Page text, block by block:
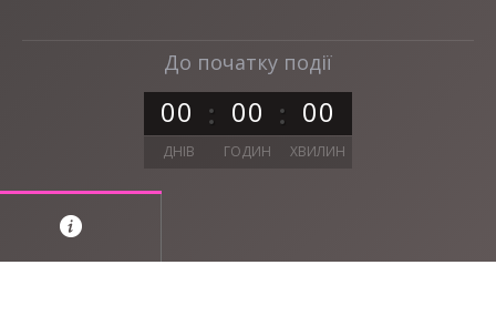
До початку події
00 00 00
ДНІВ ГОДИН ХВИЛИН